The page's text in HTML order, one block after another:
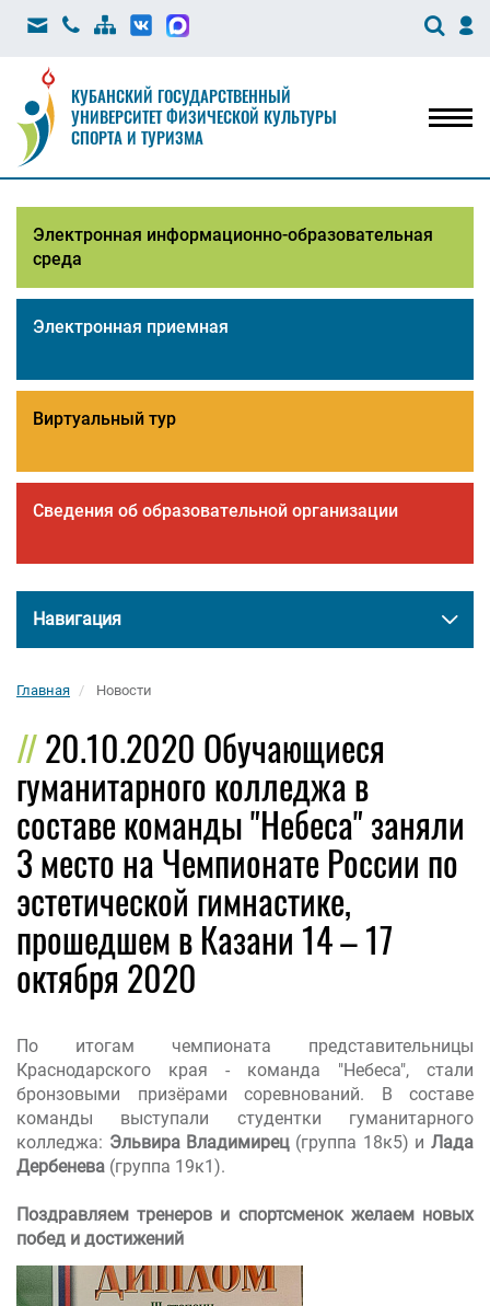
КУБАНСКИЙ ГОСУДАРСТВЕННЫЙ
УНИВЕРСИТЕТ ФИЗИЧЕСКОЙ КУЛЬТУРЫ
СПОРТА И ТУРИЗМА
Электронная информационно-образовательная
среда
Электронная приемная
Виртуальный тур
Сведения об образовательной организации
Навигация
Главная Новости
20.10.2020 Обучающиеся
гуманитарного колледжа в
составе команды "Небеса" заняли
3 место на Чемпионате России по
эстетической гимнастике,
прошедшем в Казани 14 – 17
октября 2020
По итогам чемпионата представительницы
Краснодарского края - команда "Небеса", стали
бронзовыми призёрами соревнований. В составе
команды выступали студентки гуманитарного
колледжа: Эльвира Владимирец(группа 18к5) иЛада
Дербенева (группа 19к1).
Поздравляем тренеров и спортсменок желаем новых
побед и достижений